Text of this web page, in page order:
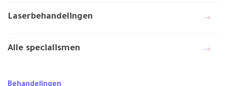
Laserbehandelingen
Alle specialismen